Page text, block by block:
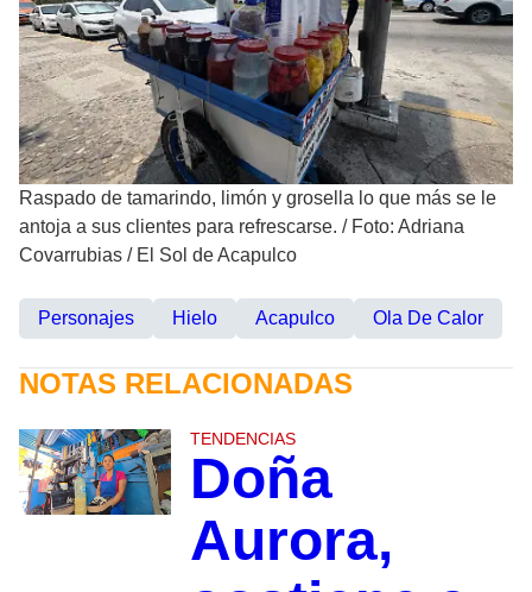
Raspado de tamarindo, limón y grosella lo que más se le
antoja a sus clientes para refrescarse. / Foto: Adriana
Covarrubias / El Sol de Acapulco
Personajes Hielo Acapulco Ola De Calor
NOTAS RELACIONADAS
TENDENCIAS
Doña
Aurora,